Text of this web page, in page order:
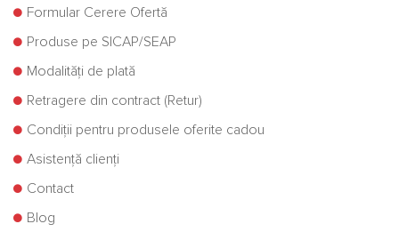
Formular Cerere Ofertă
Produse pe SICAP/SEAP
Modalități de plată
Retragere din contract (Retur)
Condiții pentru produsele oferite cadou
Asistență clienți
Contact
Blog